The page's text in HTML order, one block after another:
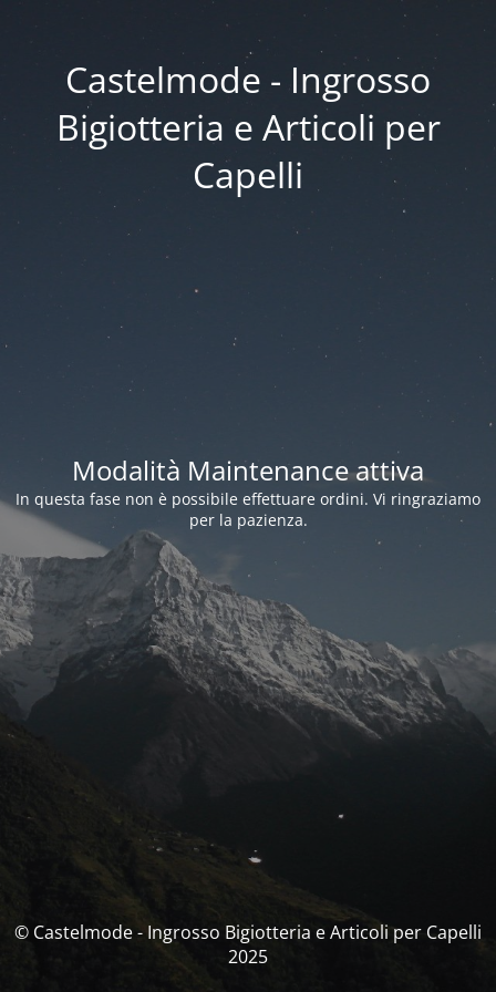
Castelmode - Ingrosso
Bigiotteria e Articoli per
Capelli
Modalità Maintenance attiva
In questa fase non è possibile effettuare ordini. Vi ringraziamo
per la pazienza.
© Castelmode - Ingrosso Bigiotteria e Articoli per Capelli
2025